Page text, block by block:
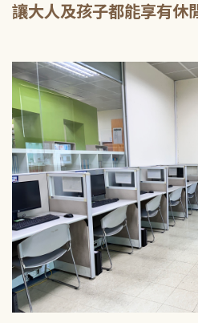
讓大人及孩子都能享有休